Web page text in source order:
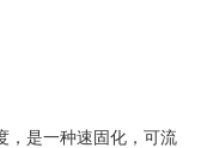
，是一种速固化，可流